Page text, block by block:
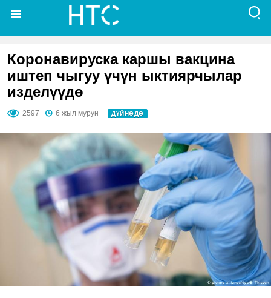
Коронавируска каршы вакцина
иштеп чыгуу үчүн ыктиярчылар
изделүүдө
2597 6 жыл мурун ДҮЙНӨДӨ